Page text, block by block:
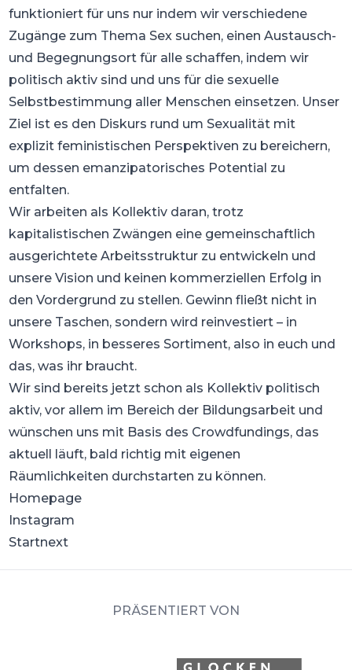
funktioniert für uns nur indem wir verschiedene
Zugänge zum Thema Sex suchen, einen Austausch-
und Begegnungsort für alle schaffen, indem wir
politisch aktiv sind und uns für die sexuelle
Selbstbestimmung aller Menschen einsetzen. Unser
Ziel ist es den Diskurs rund um Sexualität mit
explizit feministischen Perspektiven zu bereichern,
um dessen emanzipatorisches Potential zu
entfalten.
Wir arbeiten als Kollektiv daran, trotz
kapitalistischen Zwängen eine gemeinschaftlich
ausgerichtete Arbeitsstruktur zu entwickeln und
unsere Vision und keinen kommerziellen Erfolg in
den Vordergrund zu stellen. Gewinn fließt nicht in
unsere Taschen, sondern wird reinvestiert – in
Workshops, in besseres Sortiment, also in euch und
das, was ihr braucht.
Wir sind bereits jetzt schon als Kollektiv politisch
aktiv, vor allem im Bereich der Bildungsarbeit und
wünschen uns mit Basis des Crowdfundings, das
aktuell läuft, bald richtig mit eigenen
Räumlichkeiten durchstarten zu können.
Homepage
Instagram
Startnext
PRÄSENTIERT VON